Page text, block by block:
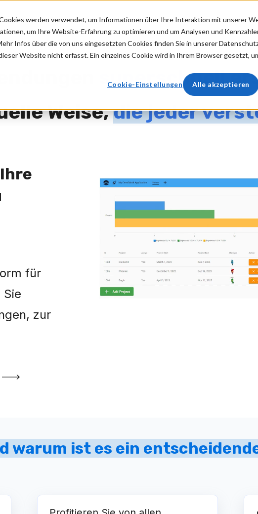
werden verwendet, um Informationen über Ihre Interaktion mit unserer
um Ihre Website-Erfahrung zu optimieren und um Analysen und
Infos über die von uns eingesetzten Cookies finden Sie in unserer
Website nicht erfasst. Ein einzelnes Cookie wird in Ihrem Browser gesetzt,
Cookie-Einstellungen Alle akzeptieren
No-Code? Funktionen Preise
superschnell
Weise,die jeder
für
zur
warum ist es ein